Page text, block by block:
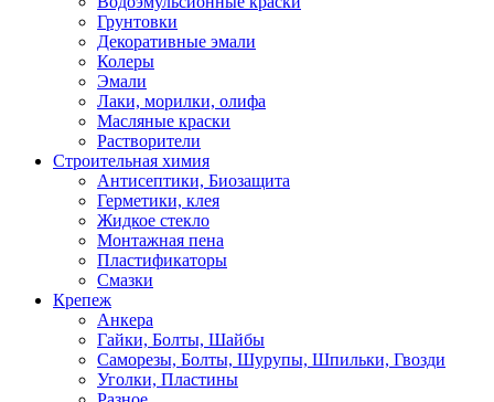
Грунтовки
Декоративные эмали
Колеры
Эмали
Лаки, морилки, олифа
Масляные краски
Растворители
Строительная химия
Антисептики, Биозащита
Герметики, клея
Жидкое стекло
Монтажная пена
Пластификаторы
Смазки
Крепеж
Анкера
Гайки, Болты, Шайбы
Саморезы, Болты, Шурупы, Шпильки, Гвозди
Уголки, Пластины